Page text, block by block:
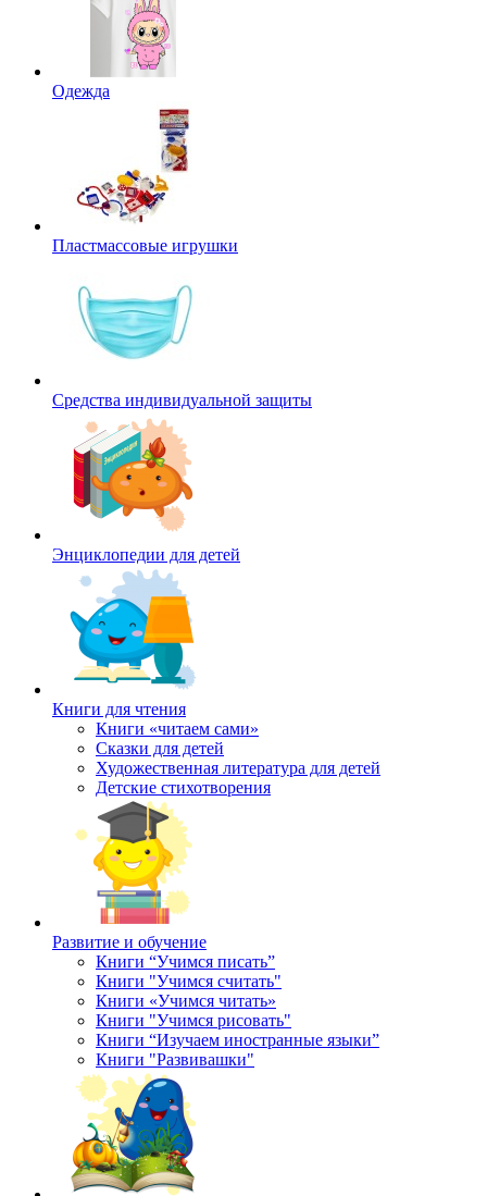
Одежда
Пластмассовые игрушки
Средства индивидуальной защиты
Энциклопедии для детей
Книги для чтения
Книги «читаем сами»
Сказки для детей
Художественная литература для детей
Детские стихотворения
Развитие и обучение
Книги “Учимся писать”
Книги "Учимся считать"
Книги «Учимся читать»
Книги "Учимся рисовать"
Книги “Изучаем иностранные языки”
Книги "Развивашки"